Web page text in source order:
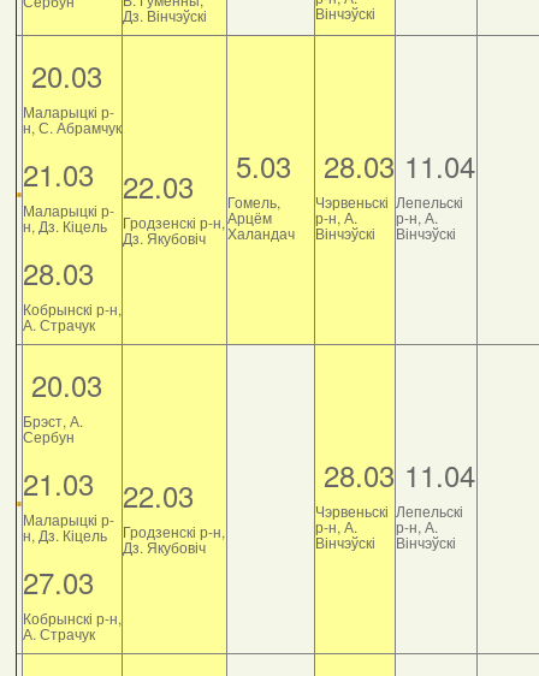
Дз. Вінчэўскі Вінчэўскі
20.03
Маларыцкі р-
н, С. Абрамчук
21.03
Маларыцкі р-
н, Дз. Кіцель
28.03
Кобрынскі р-н,
А. Страчук
22.03
Гродзенскі р-н,
Дз. Якубовіч
5.03
Гомель,
Арцём
Халандач
28.03
Чэрвеньскі
р-н, А.
Вінчэўскі
11.04
Лепельскі
р-н, А.
Вінчэўскі
20.03
Брэст, А.
Сербун
21.03
Маларыцкі р-
н, Дз. Кіцель
27.03
Кобрынскі р-н,
А. Страчук
22.03
Гродзенскі р-н,
Дз. Якубовіч
28.03
Чэрвеньскі
р-н, А.
Вінчэўскі
11.04
Лепельскі
р-н, А.
Вінчэўскі